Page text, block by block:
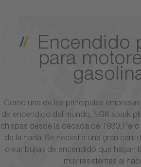
Encendido
para
Como una de las principales
de encendido del mundo, NGK spark
chispas desde la década de 1930.
de la nada. Se necesita una gran
crear bujías de encendido que hagan
muy resistentes al